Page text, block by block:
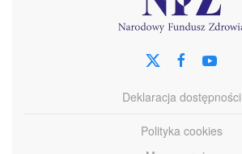
Deklaracja dostępności
Polityka cookies